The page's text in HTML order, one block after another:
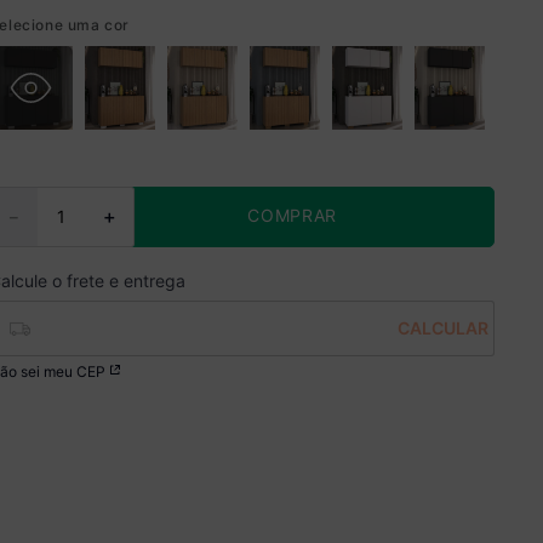
uma cor
＋
－ COMPRAR
sei meu CEP